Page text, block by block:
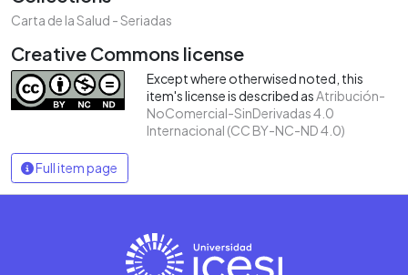
Carta de la Salud - Seriadas
Creative Commons license
Except where otherwised noted, this
item's license is described asAtribución-
NoComercial-SinDerivadas 4.0
Internacional (CC BY-NC-ND 4.0)
Full item page